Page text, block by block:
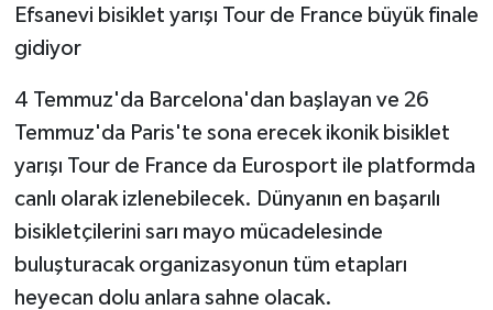
Efsanevi bisiklet yarışı Tour de France büyük finale
gidiyor
4 Temmuz'da Barcelona'dan başlayan ve 26
Temmuz'da Paris'te sona erecek ikonik bisiklet
yarışı Tour de France da Eurosport ile platformda
canlı olarak izlenebilecek. Dünyanın en başarılı
bisikletçilerini sarı mayo mücadelesinde
buluşturacak organizasyonun tüm etapları
heyecan dolu anlara sahne olacak.